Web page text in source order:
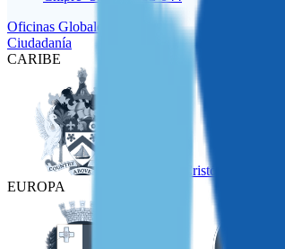
Oficinas Globales
Ciudadanía
CARIBE
San Cristóbal y Nieves
EUROPA